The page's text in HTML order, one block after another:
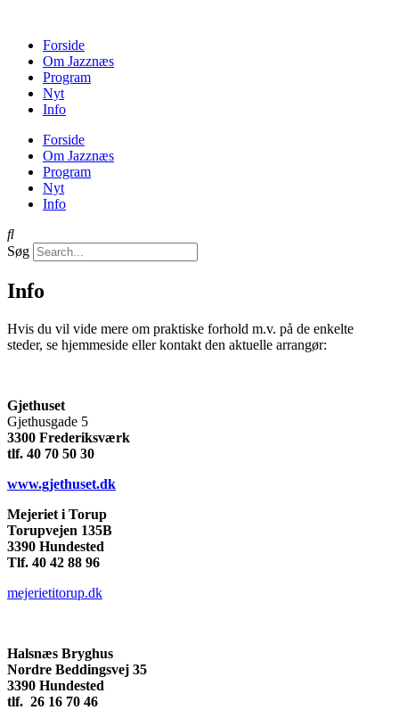
Forside
Om Jazznæs
Program
Nyt
Info
Forside
Om Jazznæs
Program
Nyt
Info
Søg
Info
Hvis du vil vide mere om praktiske forhold m.v. på de enkelte
steder, se hjemmeside eller kontakt den aktuelle arrangør:
Gjethuset
Gjethusgade 5
3300 Frederiksværk
tlf. 40 70 50 30
www.gjethuset.dk
Mejeriet i Torup
Torupvejen 135B
3390 Hundested
Tlf. 40 42 88 96
mejerietitorup.dk
Halsnæs Bryghus
Nordre Beddingsvej 35
3390 Hundested
tlf. 26 16 70 46